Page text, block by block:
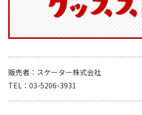
販売者
スケーター株式会社
TEL
03-5206-3931